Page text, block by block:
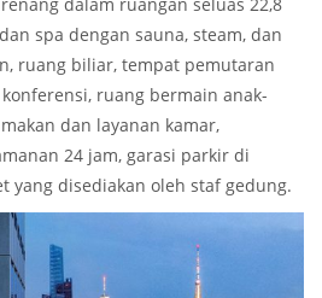
spa dengan sauna, steam, dan
ruang biliar, tempat pemutaran
ruang bermain anak-
dan layanan kamar,
24 jam, garasi parkir di
yang disediakan oleh staf gedung.